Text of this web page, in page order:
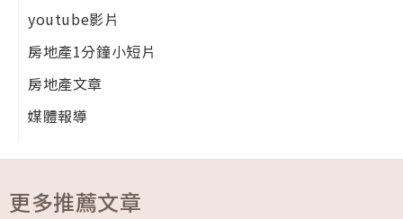
youtube影片
房地產1分鐘小短片
房地產文章
媒體報導
更多推薦文章